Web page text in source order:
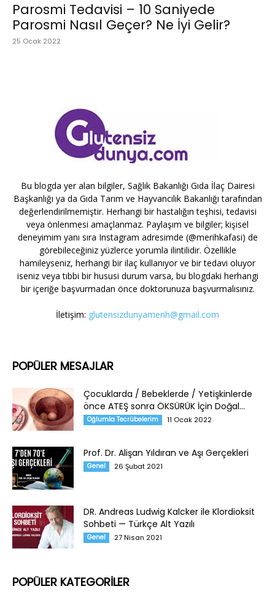
Parosmi Tedavisi – 10 Saniyede
Parosmi Nasıl Geçer? Ne İyi Gelir?
25 Ocak 2022
Bu blogda yer alan bilgiler, Sağlık Bakanlığı Gıda İlaç Dairesi
Başkanlığı ya da Gıda Tarım ve Hayvancılık Bakanlığı tarafından
değerlendirilmemiştir. Herhangi bir hastalığın teşhisi, tedavisi
veya önlenmesi amaçlanmaz. Paylaşım ve bilgiler; kişisel
deneyimim yanı sıra Instagram adresimde (@merihkafasi) de
görebileceğiniz yüzlerce yorumla ilintilidir. Özellikle
hamileyseniz, herhangi bir ilaç kullanıyor ve bir tedavi oluyor
iseniz veya tıbbi bir hususi durum varsa, bu blogdaki herhangi
bir içeriğe başvurmadan önce doktorunuza başvurmalısınız.
İletişim: glutensizdunyamerih@gmail.com
POPÜLER MESAJLAR
Çocuklarda / Bebeklerde / Yetişkinlerde
önce ATEŞ sonra ÖKSÜRÜK İçin Doğal...
Oğlumla Tecrübelerim 11 Ocak 2022
Prof. Dr. Alişan Yıldıran ve Aşı Gerçekleri
Genel 26 Şubat 2021
DR. Andreas Ludwig Kalcker ile Klordioksit
Sohbeti — Türkçe Alt Yazılı
Genel 27 Nisan 2021
POPÜLER KATEGORİLER